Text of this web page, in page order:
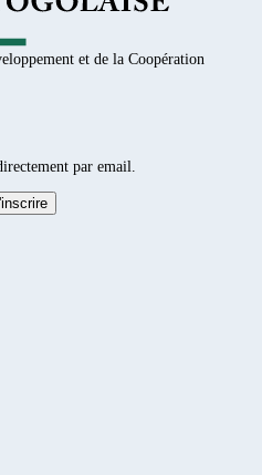
et de la Coopération
par email.